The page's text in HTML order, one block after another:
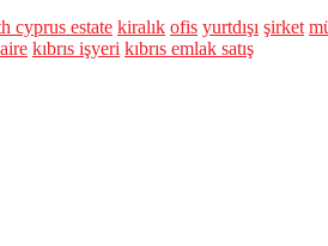
cyprus estate kiralık ofis yurtdışı şirket
kıbrıs işyeri kıbrıs emlak satış